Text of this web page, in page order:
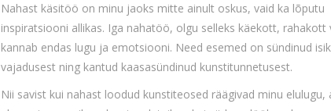
Nahast käsitöö on minu jaoks mitte ainult oskus, vaid ka lõputu
inspiratsiooni allikas. Iga nahatöö, olgu selleks käekott, rahakott
kannab endas lugu ja emotsiooni. Need esemed on sündinud
vajadusest ning kantud kaasasündinud kunstitunnetusest.
Nii savist kui nahast loodud kunstiteosed räägivad minu elulugu,